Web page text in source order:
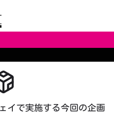
イで実施する今回の企画